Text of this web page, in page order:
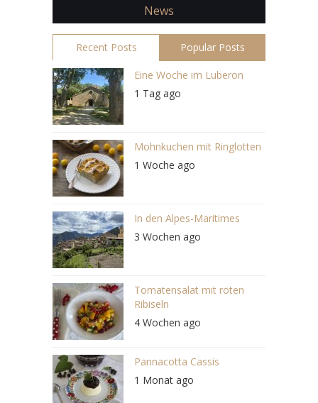
News
Recent Posts Popular Posts
Eine Woche im Luberon
1 Tag ago
Mohnkuchen mit Ringlotten
1 Woche ago
In den Alpes-Maritimes
3 Wochen ago
Tomatensalat mit roten
Ribiseln
4 Wochen ago
Pannacotta Cassis
1 Monat ago